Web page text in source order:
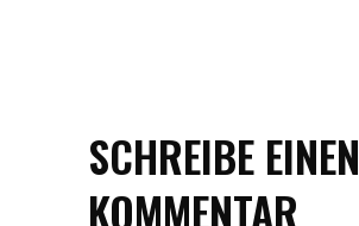
SCHREIBE EINEN
KOMMENTAR